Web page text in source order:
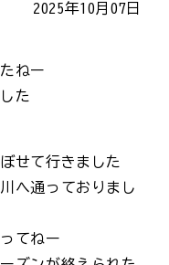
2025年10月07日
ねー
た
せて行きました
へ通っておりまし
てねー